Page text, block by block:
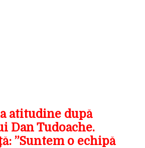
atitudine după
Dan Tudoache.
”Suntem o echipă